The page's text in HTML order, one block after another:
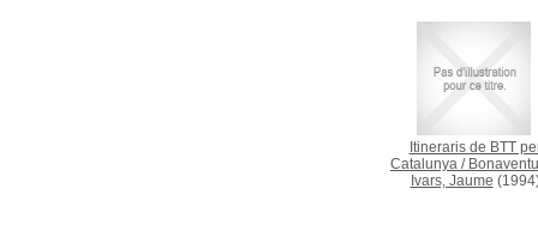
Itineraris de BTT
Catalunya /
Ivars, Jaume